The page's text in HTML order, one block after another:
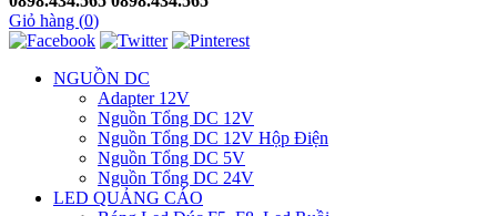
Giỏ hàng (0)
NGUỒN DC
Adapter 12V
Nguồn Tổng DC 12V
Nguồn Tổng DC 12V Hộp Điện
Nguồn Tổng DC 5V
Nguồn Tổng DC 24V
LED QUẢNG CÁO